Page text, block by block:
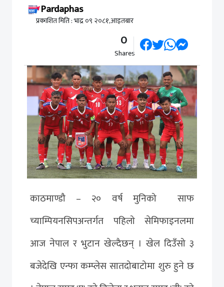
Pardaphas
प्रकाशित मिति : भाद्र ०९ २०८१,आइतबार
0
Shares
काठमाण्डौ – २० वर्ष मुनिको साफ
च्याम्पियनसिपअन्तर्गत पहिलो सेमिफाइनलमा
आज नेपाल र भुटान खेल्दैछन् । खेल दिउँसो ३
बजेदेखि एन्फा कम्प्लेस सातदोबाटोमा शुरु हुने छ